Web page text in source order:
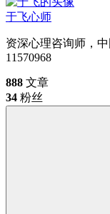
于飞心师
资深心理咨询师，
11570968
888 文章
34 粉丝